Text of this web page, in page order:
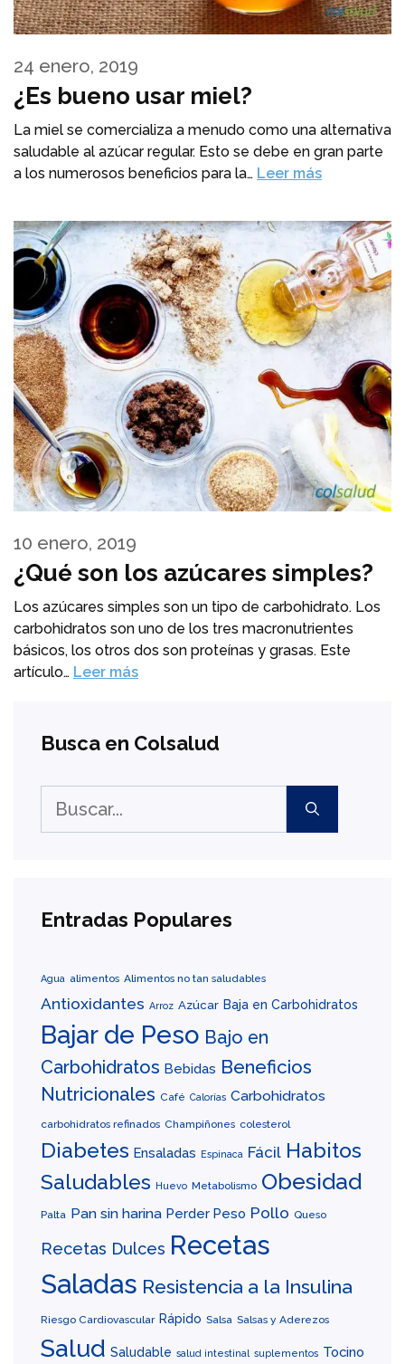
¿Es bueno usar miel?
24 enero, 2019
La miel se comercializa a menudo como una alternativa
saludable al azúcar regular. Esto se debe en gran parte
a los numerosos beneficios para la… Leer más
¿Qué son los azúcares simples?
10 enero, 2019
Los azúcares simples son un tipo de carbohidrato. Los
carbohidratos son uno de los tres macronutrientes
básicos, los otros dos son proteínas y grasas. Este
artículo… Leer más
Busca en Colsalud
Buscar:
Entradas Populares
Agua alimentos Alimentos no tan saludables
Antioxidantes Arroz Azúcar Baja en Carbohidratos
Bajar de Peso Bajo en
Carbohidratos Bebidas Beneficios
Nutricionales Café Calorías Carbohidratos
carbohidratos refinados Champiñones colesterol
Diabetes Ensaladas Espinaca Fácil Habitos
Saludables Huevo Metabolismo Obesidad
Palta Pan sin harina Perder Peso Pollo Queso
Recetas Dulces Recetas
Saladas Resistencia a la Insulina
Riesgo Cardiovascular Rápido Salsa Salsas y Aderezos
Salud Saludable salud intestinal suplementos Tocino